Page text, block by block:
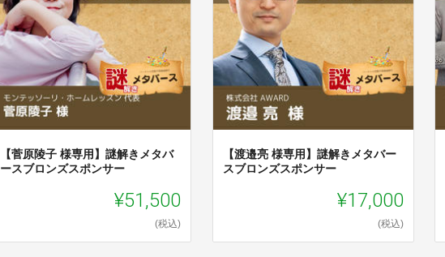
【菅原陵子 様専用】謎解きメタバ
ースブロンズスポンサー
¥51,500
(税込)
【渡邉亮 様専用】謎解きメタバー
スブロンズスポンサー
¥17,000
(税込)